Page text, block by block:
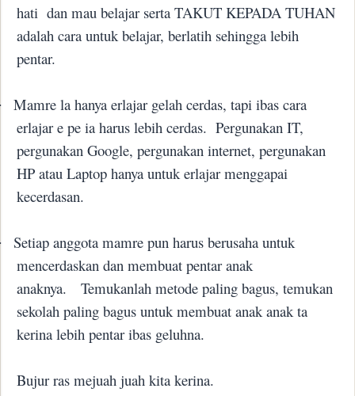
hati dan mau belajar serta TAKUT KEPADA TUHAN
adalah cara untuk belajar, berlatih sehingga lebih
pentar.
Mamre la hanya erlajar gelah cerdas, tapi ibas cara
erlajar e pe ia harus lebih cerdas. Pergunakan IT,
pergunakan Google, pergunakan internet, pergunakan
HP atau Laptop hanya untuk erlajar menggapai
kecerdasan.
Setiap anggota mamre pun harus berusaha untuk
mencerdaskan dan membuat pentar anak
anaknya.
Temukanlah metode paling bagus, temukan
sekolah paling bagus untuk membuat anak anak ta
kerina lebih pentar ibas geluhna.
Bujur ras mejuah juah kita kerina.